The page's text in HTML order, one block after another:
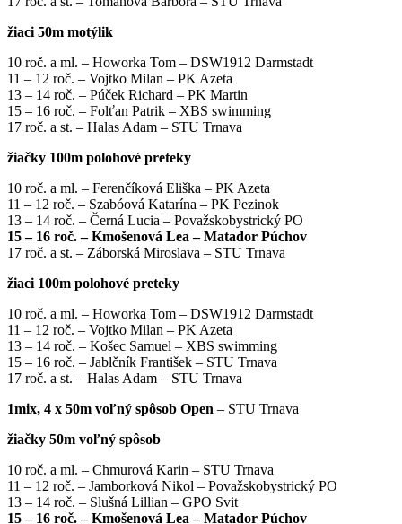
žiaci 50m motýlik
10 roč. a ml. – Howorka Tom – DSW1912 Darmstadt
11 – 12 roč. – Vojtko Milan – PK Azeta
13 – 14 roč. – Púček Richard – PK Martin
15 – 16 roč. – Folťan Patrik – XBS swimming
17 roč. a st. – Halas Adam – STU Trnava
žiačky 100m polohové preteky
10 roč. a ml. – Ferenčíková Eliška – PK Azeta
11 – 12 roč. – Szabóová Katarína – PK Pezinok
13 – 14 roč. – Černá Lucia – Považskobystrický PO
15 – 16 roč. – Kmošenová Lea – Matador Púchov
17 roč. a st. – Záborská Miroslava – STU Trnava
žiaci 100m polohové preteky
10 roč. a ml. – Howorka Tom – DSW1912 Darmstadt
11 – 12 roč. – Vojtko Milan – PK Azeta
13 – 14 roč. – Košec Samuel – XBS swimming
15 – 16 roč. – Jablčník František – STU Trnava
17 roč. a st. – Halas Adam – STU Trnava
1mix, 4 x 50m voľný spôsob Open – STU Trnava
žiačky 50m voľný spôsob
10 roč. a ml. – Chmurová Karin – STU Trnava
11 – 12 roč. – Jamborková Nikol – Považskobystrický PO
13 – 14 roč. – Slušná Lillian – GPO Svit
15 – 16 roč. – Kmošenová Lea – Matador Púchov